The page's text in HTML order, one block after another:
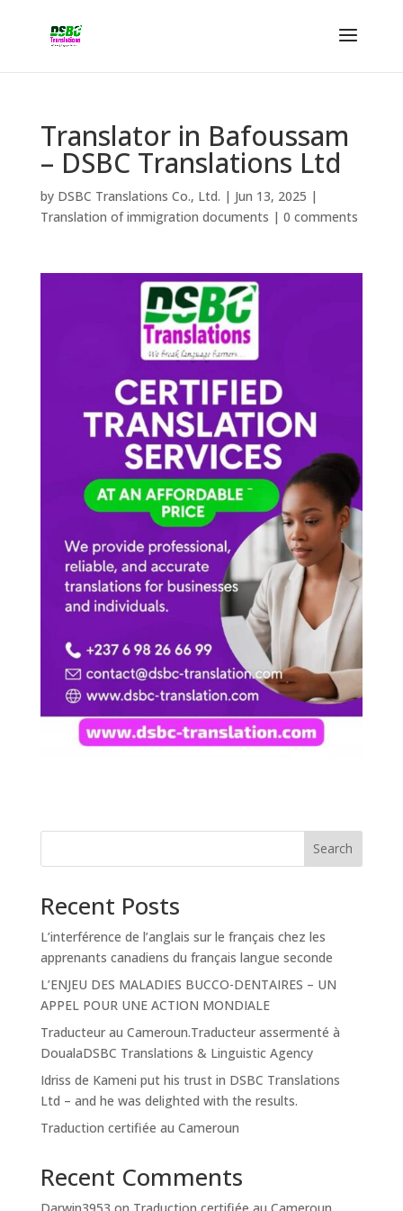
Translator in Bafoussam
– DSBC Translations Ltd
by DSBC Translations Co., Ltd. | Jun 13, 2025 |
Translation of immigration documents | 0 comments
Search
Recent Posts
L’interférence de l’anglais sur le français chez les
apprenants canadiens du français langue seconde
L’ENJEU DES MALADIES BUCCO-DENTAIRES – UN
APPEL POUR UNE ACTION MONDIALE
Traducteur au Cameroun.Traducteur assermenté à
DoualaDSBC Translations & Linguistic Agency
Idriss de Kameni put his trust in DSBC Translations
Ltd – and he was delighted with the results.
Traduction certifiée au Cameroun
Recent Comments
Darwin3953 on Traduction certifiée au Cameroun